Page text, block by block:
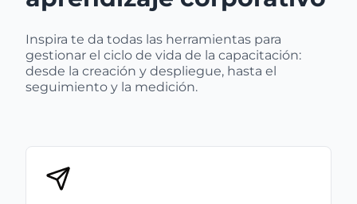
Inspira te da todas las herramientas para
gestionar el ciclo de vida de la capacitación:
desde la creación y despliegue, hasta el
seguimiento y la medición.